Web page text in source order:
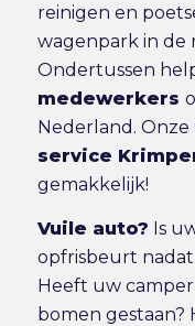
reinigen en
wagenpark in de
Ondertussen
medewerkers
Nederland. Onze
service
gemakkelijk!
Vuile auto? Is
opfrisbeurt
Heeft uw
bomen gestaan?